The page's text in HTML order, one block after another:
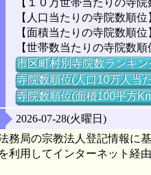
【１０万世帯当たりの寺
【人口当たりの寺院数順位
【面積当たりの寺院数順位
【世帯数当たりの寺院数順
市区町村別寺院数ランキン
寺院数順位(人口10万人当
寺院数順位(面積100平方
2026-07-28(火曜日)
務局の宗教法人登記情報に
利用してインターネット